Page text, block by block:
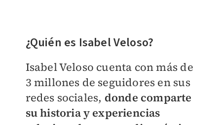
¿Quién es Isabel Veloso?
Isabel Veloso cuenta con más de
3 millones de seguidores en sus
redes sociales, donde comparte
su historia y experiencias